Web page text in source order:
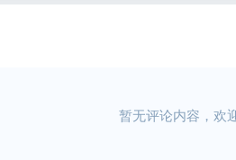
暂无评论内容，欢